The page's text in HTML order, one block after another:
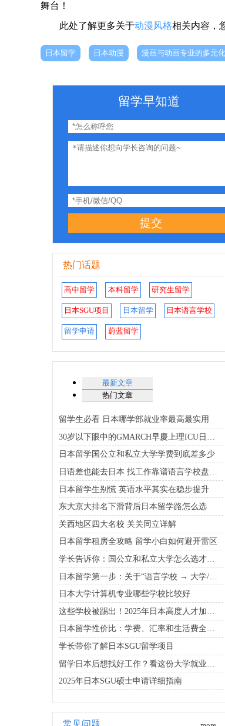
舞台！
此处了解更多关于动漫风格相关内容，
日本留学 日本动漫 漫画与动画专业的多元化
留学早知道
提交
热门话题
高中留学 本科留学 研究生留学
日本SGU项目 日本留学 日本语言学校
留学申请 蔚蓝留学
最新文章
热门文章
留学生必看 日本哪学部就业率最高最实用
日本留学国公立和私立大学学费到底差多少
日本留学生别慌 英语水平其实在稳步提升
东大京大排名下滑背后日本留学路怎么选
关西地区四大名校 关关同立详解
日本留学租房全攻略 留学小白如何避开雷区
日本大学计算机专业哪些学校比较好
日本留学性价比：学费、汇率和生活费全公开
学长带你了解日本SGU留学项目
2025年日本SGU硕士申请详细指南
常见问题